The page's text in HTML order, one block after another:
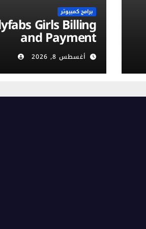
برامج كمبيوتر
Girls Billing
and Payment
Methods: Discreet,
Secure & Flexible
Options
أغسطس 8, 2026